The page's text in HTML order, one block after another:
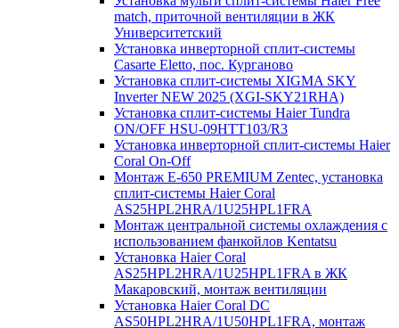
match, приточной вентиляции в ЖК
Университетский
Установка инверторной сплит-системы
Casarte Eletto, пос. Курганово
Установка сплит-системы XIGMA SKY
Inverter NEW 2025 (XGI-SKY21RHA)
Установка сплит-системы Haier Tundra
ON/OFF HSU-09HTT103/R3
Установка инверторной сплит-системы Haier
Coral On-Off
Монтаж E-650 PREMIUM Zentec, установка
сплит-системы Haier Coral
AS25HPL2HRA/1U25HPL1FRA
Монтаж центральной системы охлаждения с
использованием фанкойлов Kentatsu
Установка Haier Coral
AS25HPL2HRA/1U25HPL1FRA в ЖК
Макаровский, монтаж вентиляции
Установка Haier Coral DC
AS50HPL2HRA/1U50HPL1FRA, монтаж